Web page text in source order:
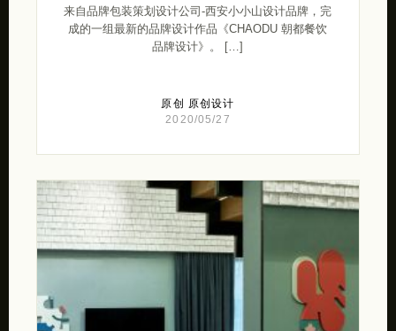
来自品牌包装策划设计公司-西安小小山设计品牌，完
成的一组最新的品牌设计作品《CHAODU 朝都餐饮
品牌设计》。 […]
原创
原创设计
2020/05/27